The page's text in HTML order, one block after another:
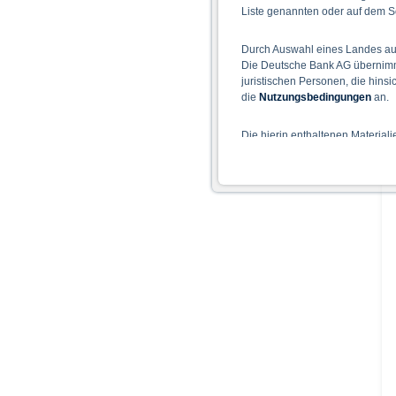
Liste genannten oder auf dem
Durch Auswahl eines Landes
Die Deutsche Bank AG
juristischen Personen, die
die Nutzungsbedingungen an.
Die hierin enthaltenen
Der Zugang zu auf diesen
Hinweise für die Nutzung
Die auf der X-markets
einschließlich der Risiken sind
Bedingungen) zu entnehmen.
Verkaufsdokument der
sollten Anleger den Prospekt
Prospekts durch die BaFin
Alle Meinungsäußerungen
Wie im jeweiligen